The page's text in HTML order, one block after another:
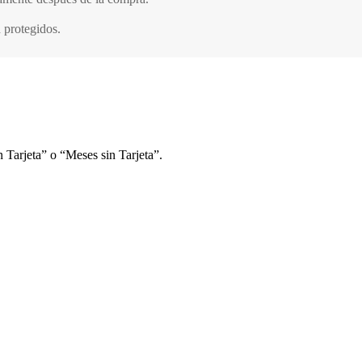
protegidos.
o “Meses sin Tarjeta”.